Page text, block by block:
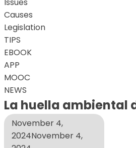
Causes
Legislation
TIPS
EBOOK
APP
MOOC
NEWS
La huella ambiental
November 4,
2024November 4,